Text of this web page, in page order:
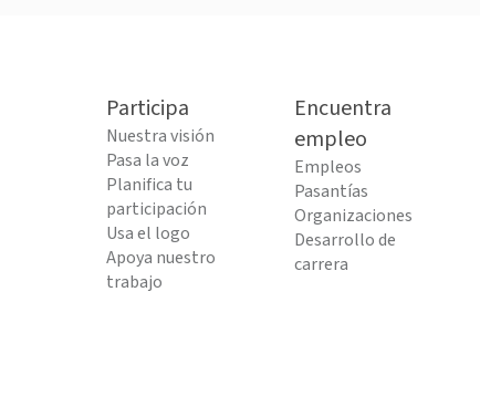
Participa
Nuestra visión
Pasa la voz
Planifica tu
participación
Usa el logo
Apoya nuestro
trabajo
Encuentra
empleo
Empleos
Pasantías
Organizaciones
Desarrollo de
carrera